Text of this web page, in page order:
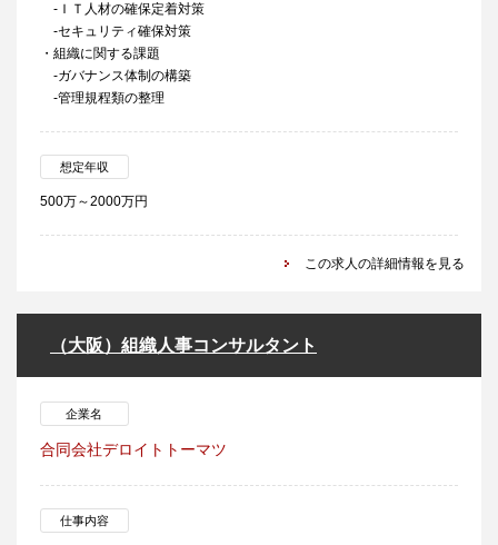
-ＩＴ人材の確保定着対策
-セキュリティ確保対策
・組織に関する課題
-ガバナンス体制の構築
-管理規程類の整理
想定年収
500万～2000万円
この求人の詳細情報を見る
（大阪）組織人事コンサルタント
企業名
合同会社デロイトトーマツ
仕事内容